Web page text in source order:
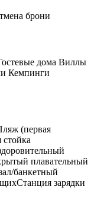
брони
дома Виллы
Кемпинги
(первая
стойка
плавательный
банкетный
Cтанция зарядки